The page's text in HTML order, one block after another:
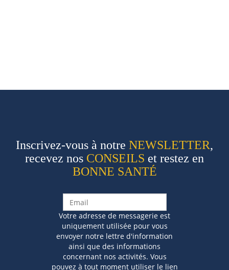
Inscrivez-vous à notre NEWSLETTER,
recevez nos CONSEILS et restez en
BONNE SANTÉ
Votre adresse de messagerie est
uniquement utilisée pour vous
envoyer notre lettre d'information
ainsi que des informations
concernant nos activités. Vous
pouvez à tout moment utiliser le lien